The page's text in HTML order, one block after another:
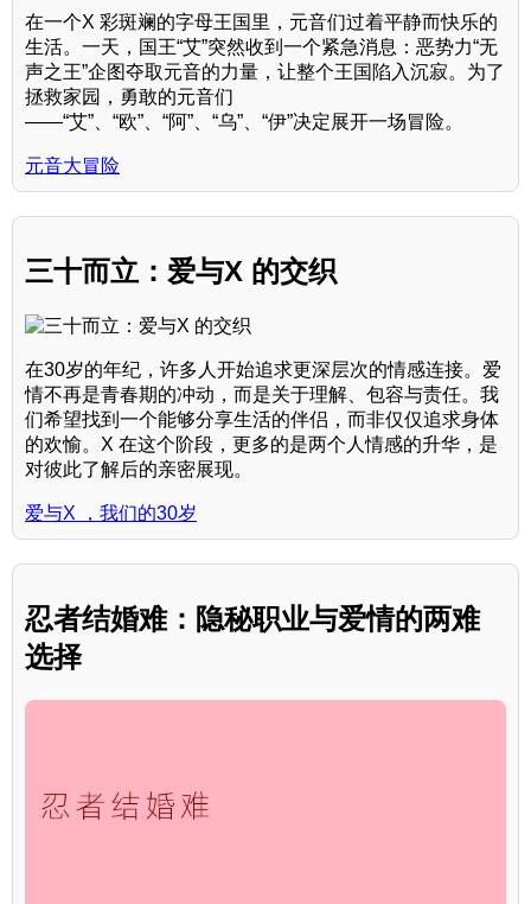
在一个X 彩斑斓的字母王国里，元音们过着平静而快乐的
生活。一天，国王“艾”突然收到一个紧急消息：恶势力“无
声之王”企图夺取元音的力量，让整个王国陷入沉寂。为了
拯救家园，勇敢的元音们
——“艾”、“欧”、“阿”、“乌”、“伊”决定展开一场冒险。
元音大冒险
三十而立：爱与X 的交织
在30岁的年纪，许多人开始追求更深层次的情感连接。爱
情不再是青春期的冲动，而是关于理解、包容与责任。我
们希望找到一个能够分享生活的伴侣，而非仅仅追求身体
的欢愉。X 在这个阶段，更多的是两个人情感的升华，是
对彼此了解后的亲密展现。
爱与X ，我们的30岁
忍者结婚难：隐秘职业与爱情的两难
选择